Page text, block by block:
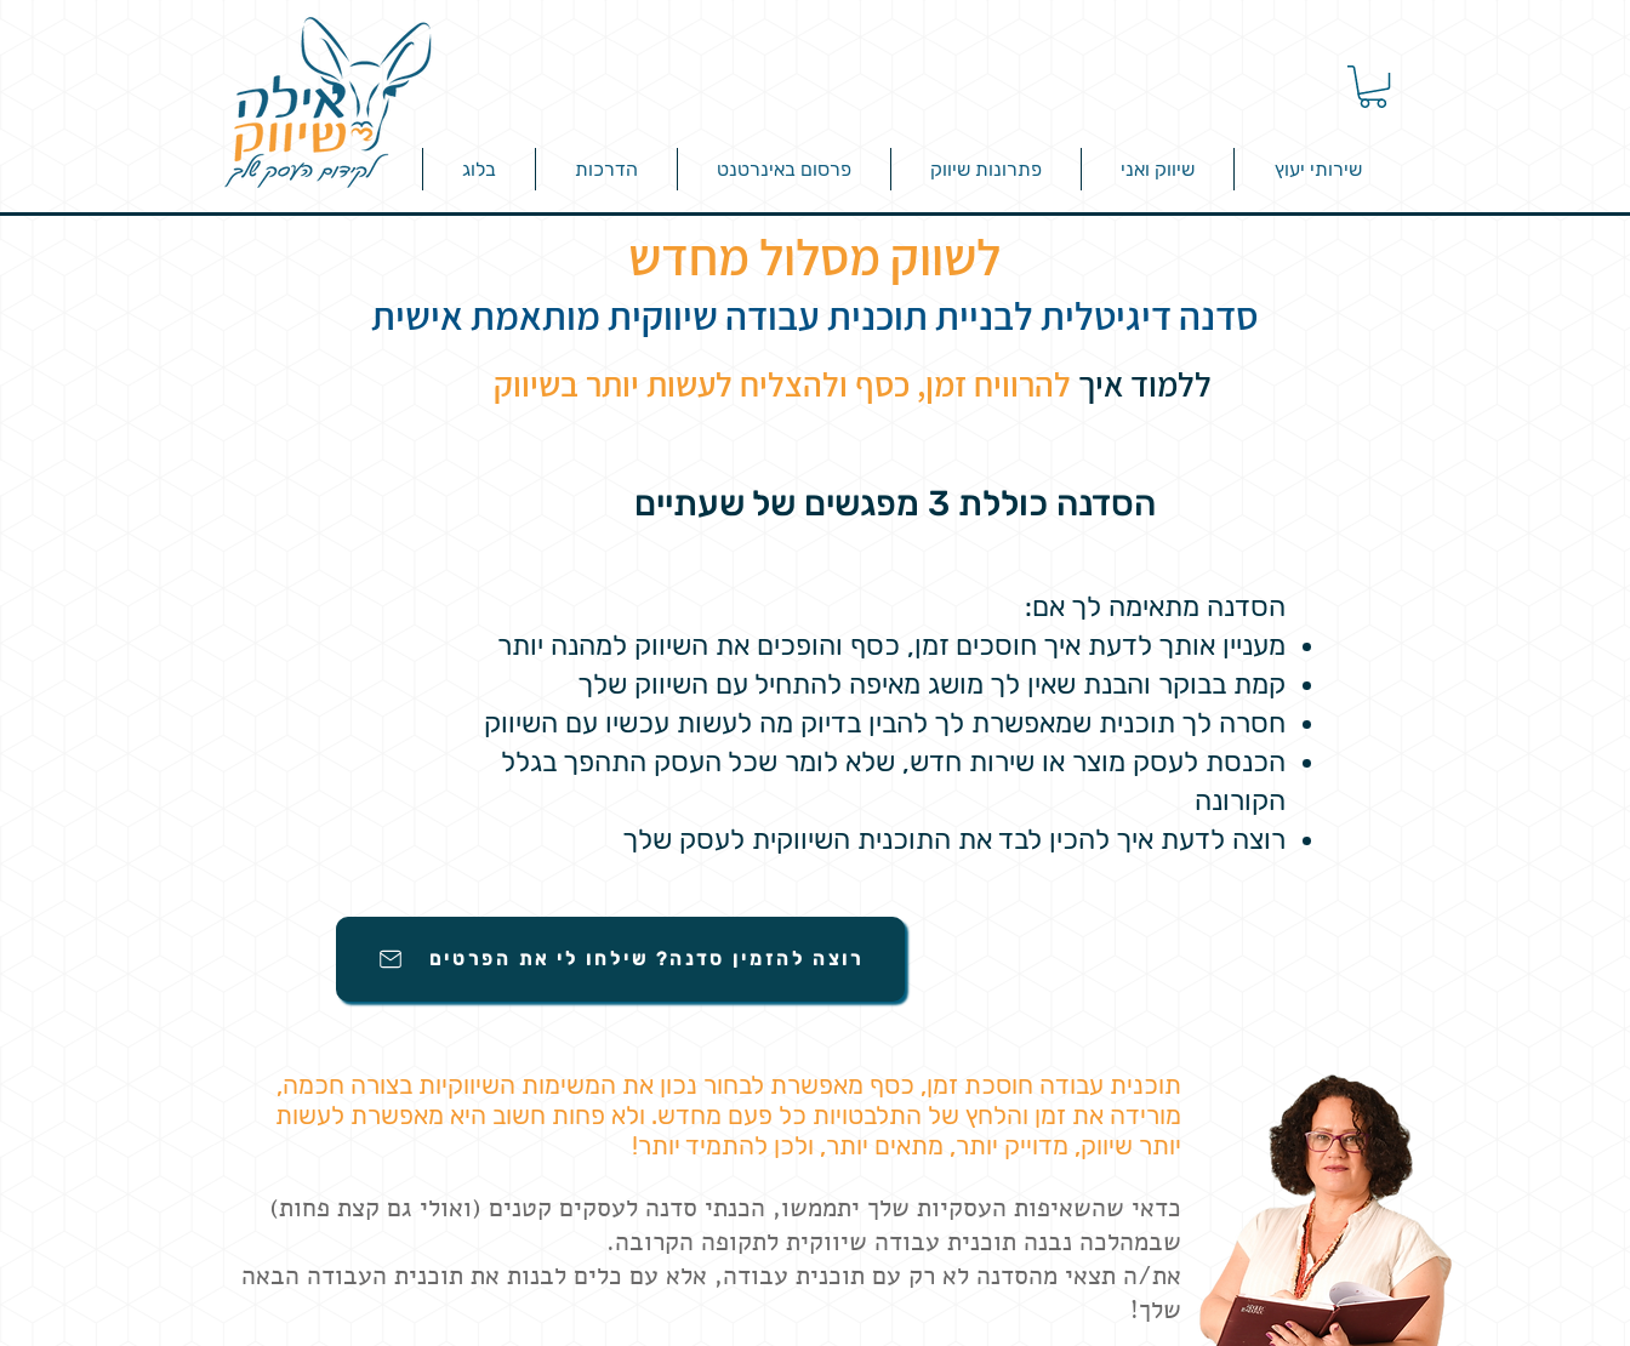
שירותי יעוץ שיווק ואני פתרונות שיווק פרסום באינרטנט הדרכות בלוג
לשווק מסלול מחדש
סדנה דיגיטלית לבניית תוכנית עבודה שיווקית מותאמת אישית
ללמוד איך להרוויח זמן, כסף ולהצליח לעשות יותר בשיווק
הסדנה כוללת 3 מפגשים של שעתיים
הסדנה מתאימה לך אם:
מעניין אותך לדעת איך חוסכים זמן, כסף והופכים את השיווק למהנה יותר
קמת בבוקר והבנת שאין לך מושג מאיפה להתחיל עם השיווק שלך
חסרה לך תוכנית שמאפשרת לך להבין בדיוק מה לעשות עכשיו עם השיווק
הכנסת לעסק מוצר או שירות חדש, שלא לומר שכל העסק התהפך בגלל
הקורונה
רוצה לדעת איך להכין לבד את התוכנית השיווקית לעסק שלך
רוצה להזמין סדנה? שילחו לי את הפרטים
תוכנית עבודה חוסכת זמן, כסף מאפשרת לבחור נכון את המשימות השיווקיות בצורה חכמה,
מורידה את זמן והלחץ של התלבטויות כל פעם מחדש. ולא פחות חשוב היא מאפשרת לעשות
יותר שיווק, מדוייק יותר, מתאים יותר, ולכן להתמיד יותר!
כדאי שהשאיפות העסקיות שלך יתממשו, הכנתי סדנה לעסקים קטנים (ואולי גם קצת פחות)
שבמהלכה נבנה תוכנית עבודה שיווקית לתקופה הקרובה.
את/ה תצאי מהסדנה לא רק עם תוכנית עבודה, אלא עם כלים לבנות את תוכנית העבודה הבאה
שלך!